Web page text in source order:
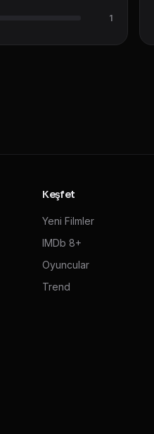
1
Keşfet
Yeni Filmler
IMDb 8+
Oyuncular
Trend